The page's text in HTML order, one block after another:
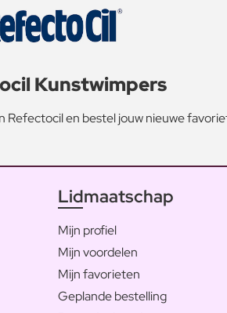
Kunstwimpers
en bestel jouw nieuwe
Lidmaatschap
Mijn profiel
Mijn voordelen
Mijn favorieten
Geplande bestelling